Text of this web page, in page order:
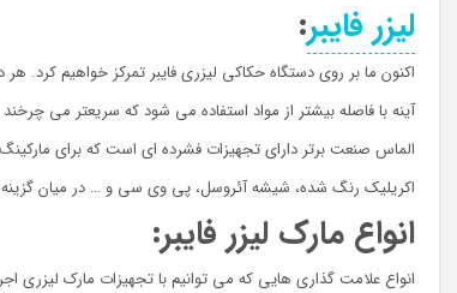
لیزر فایبر:
آینه با فاصله بیشتر از مواد استفاده می شود که سریعتر می
الماس صنعت برتر دارای تجهیزات فشرده ای است که برای
اکریلیک رنگ شده، شیشه آئروسل، پی وی سی و … در میان
انواع مارک لیزر فایبر:
انواع علامت گذاری هایی که می توانیم با تجهیزات مارک لیزری